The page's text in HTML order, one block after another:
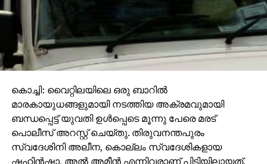
കൊച്ചി: വൈറ്റിലയിലെ ഒരു ബാറില്‍
മാരകായുധങ്ങളുമായി നടത്തിയ അക്രമവുമായി
ബന്ധപ്പെട്ട് യുവതി ഉള്‍പ്പെടെ മൂന്നു പേരെ മരട്
പൊലീസ് അറസ്റ്റ് ചെയ്തു. തിരുവനന്തപുരം
സ്വദേശിനി അലീന, കൊല്ലം സ്വദേശികളായ
ഷഹിന്‍ഷാ, അല്‍ അമീന്‍ എന്നിവരാണ് പിടിയിലായത്.